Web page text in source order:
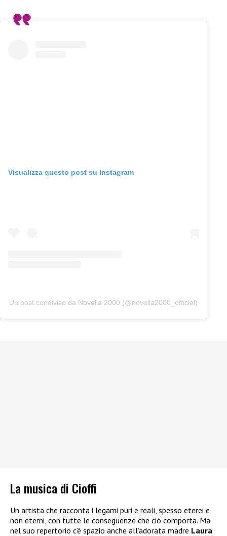
Visualizza questo post su Instagram
Un post condiviso da Novella 2000 (@novella2000_official)
La musica di Cioffi
Un artista che racconta i legami puri e reali, spesso eterei e
non eterni, con tutte le conseguenze che ciò comporta. Ma
nel suo repertorio c’è spazio anche all’adorata madre Laura